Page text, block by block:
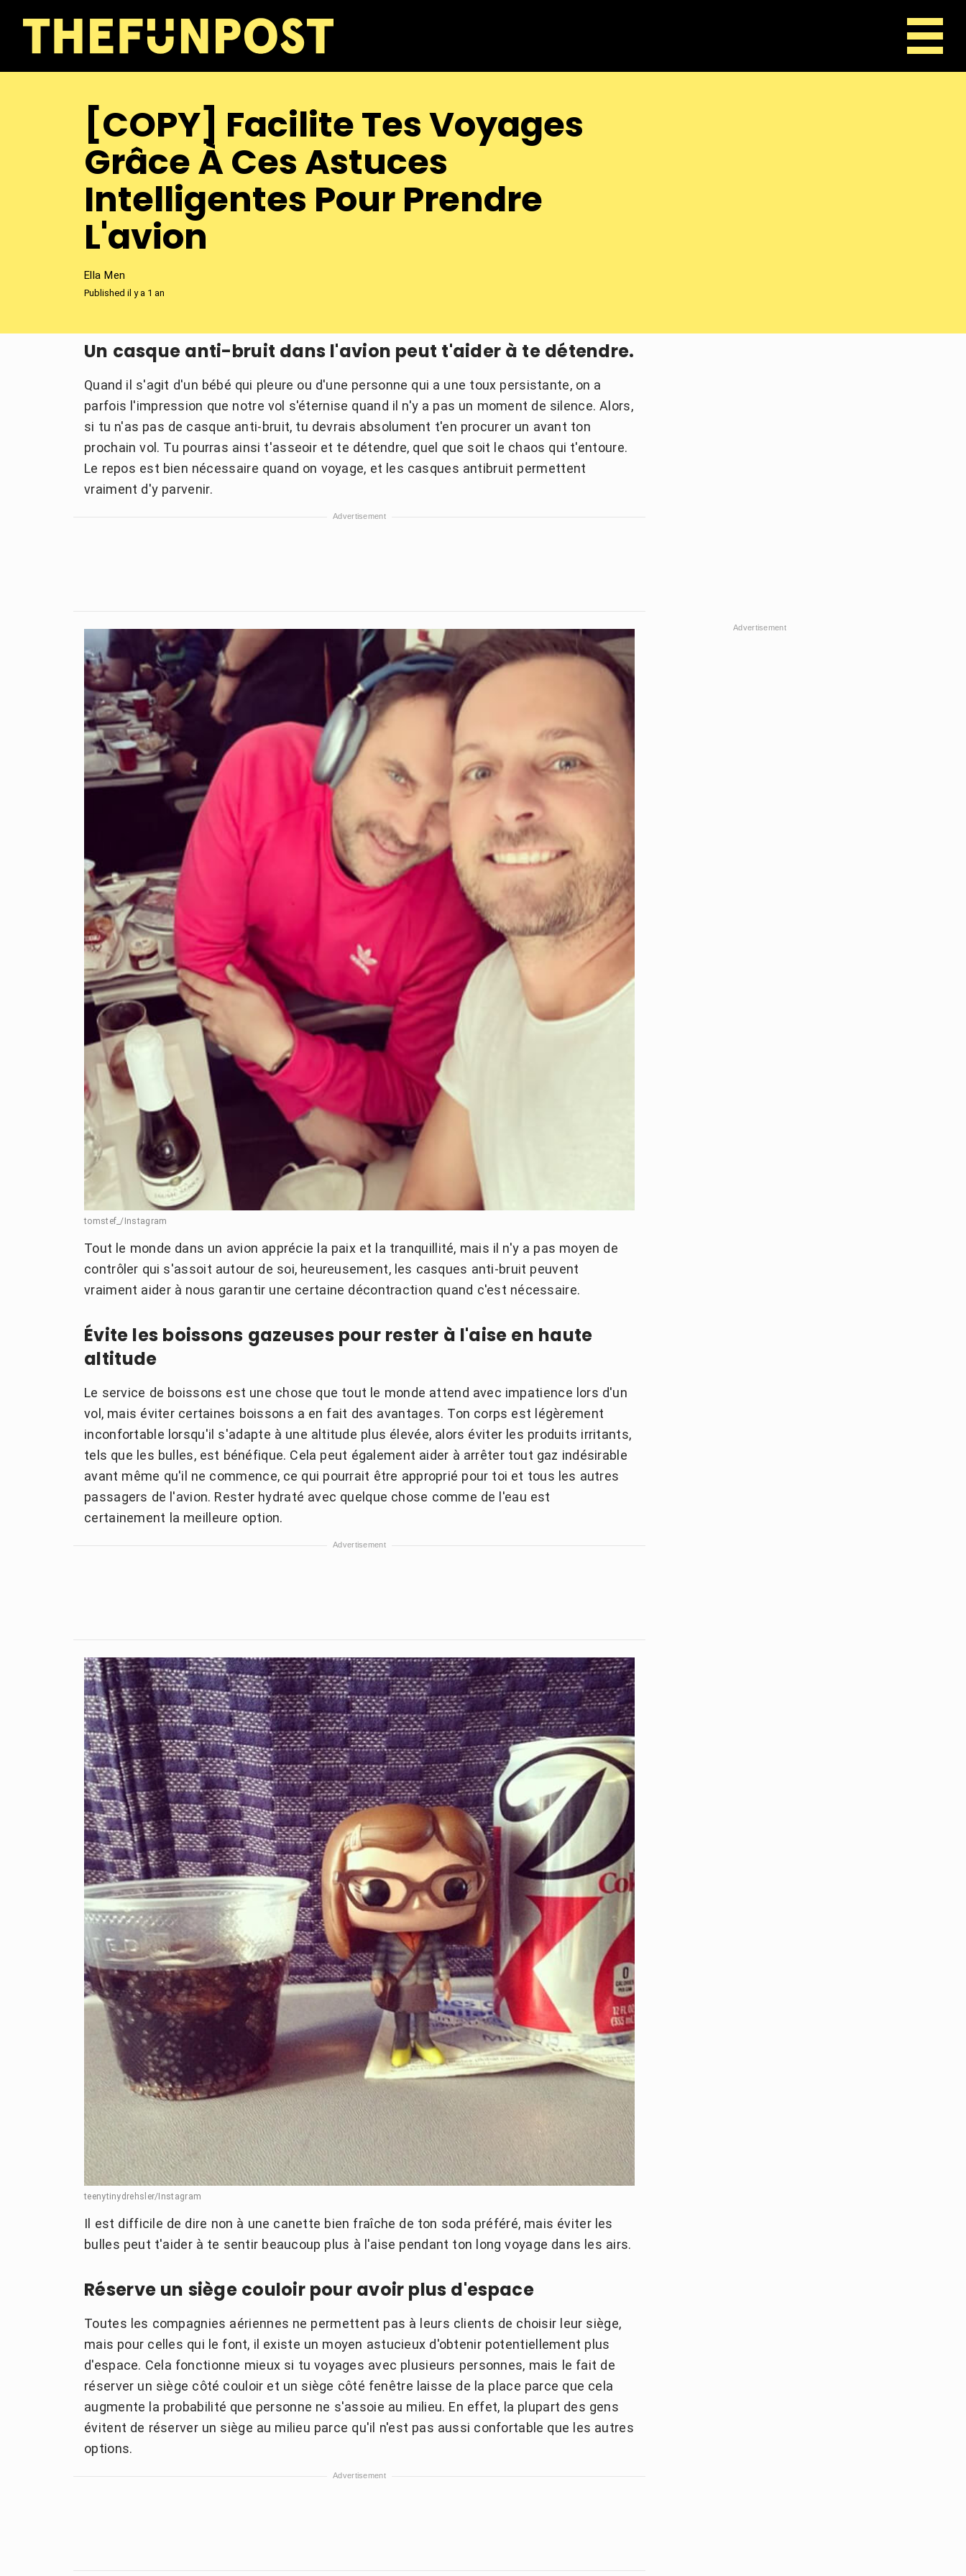
[COPY] Facilite Tes Voyages
Grâce À Ces Astuces
Intelligentes Pour Prendre
L'avion
Ella Men
Published il y a 1 an
Un casque anti-bruit dans l'avion peut t'aider à te détendre.
Quand il s'agit d'un bébé qui pleure ou d'une personne qui a une toux persistante, on a
parfois l'impression que notre vol s'éternise quand il n'y a pas un moment de silence. Alors,
si tu n'as pas de casque anti-bruit, tu devrais absolument t'en procurer un avant ton
prochain vol. Tu pourras ainsi t'asseoir et te détendre, quel que soit le chaos qui t'entoure.
Le repos est bien nécessaire quand on voyage, et les casques antibruit permettent
vraiment d'y parvenir.
tomstef_/Instagram
Tout le monde dans un avion apprécie la paix et la tranquillité, mais il n'y a pas moyen de
contrôler qui s'assoit autour de soi, heureusement, les casques anti-bruit peuvent
vraiment aider à nous garantir une certaine décontraction quand c'est nécessaire.
Évite les boissons gazeuses pour rester à l'aise en haute
altitude
Le service de boissons est une chose que tout le monde attend avec impatience lors d'un
vol, mais éviter certaines boissons a en fait des avantages. Ton corps est légèrement
inconfortable lorsqu'il s'adapte à une altitude plus élevée, alors éviter les produits irritants,
tels que les bulles, est bénéfique. Cela peut également aider à arrêter tout gaz indésirable
avant même qu'il ne commence, ce qui pourrait être approprié pour toi et tous les autres
passagers de l'avion. Rester hydraté avec quelque chose comme de l'eau est
certainement la meilleure option.
teenytinydrehsler/Instagram
Il est difficile de dire non à une canette bien fraîche de ton soda préféré, mais éviter les
bulles peut t'aider à te sentir beaucoup plus à l'aise pendant ton long voyage dans les airs.
Réserve un siège couloir pour avoir plus d'espace
Toutes les compagnies aériennes ne permettent pas à leurs clients de choisir leur siège,
mais pour celles qui le font, il existe un moyen astucieux d'obtenir potentiellement plus
d'espace. Cela fonctionne mieux si tu voyages avec plusieurs personnes, mais le fait de
réserver un siège côté couloir et un siège côté fenêtre laisse de la place parce que cela
augmente la probabilité que personne ne s'assoie au milieu. En effet, la plupart des gens
évitent de réserver un siège au milieu parce qu'il n'est pas aussi confortable que les autres
options.